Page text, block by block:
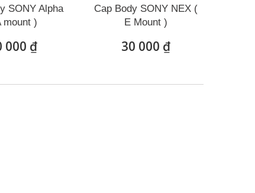
SONY Alpha
mount )
000 ₫
Cap Body SONY NEX (
E Mount )
30 000 ₫